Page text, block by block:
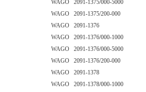
WAGO 2091-1375/000-5000
WAGO 2091-1375/200-000
WAGO 2091-1376
WAGO 2091-1376/000-1000
WAGO 2091-1376/000-5000
WAGO 2091-1376/200-000
WAGO 2091-1378
WAGO 2091-1378/000-1000